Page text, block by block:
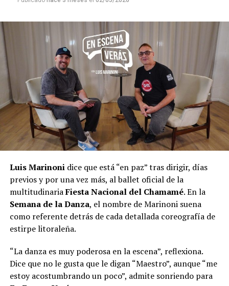
Luis Marinonidice que está “en paz” tras dirigir, días
previos y por una vez más, al ballet oficial de la
multitudinariaFiesta Nacional del Chamamé. En la
Semana de la Danza, el nombre de Marinoni suena
como referente detrás de cada detallada coreografía de
estirpe litoraleña.
“La danza es muy poderosa en la escena”, reflexiona.
Dice que no le gusta que le digan “Maestro”, aunque “me
estoy acostumbrando un poco”, admite sonriendo para